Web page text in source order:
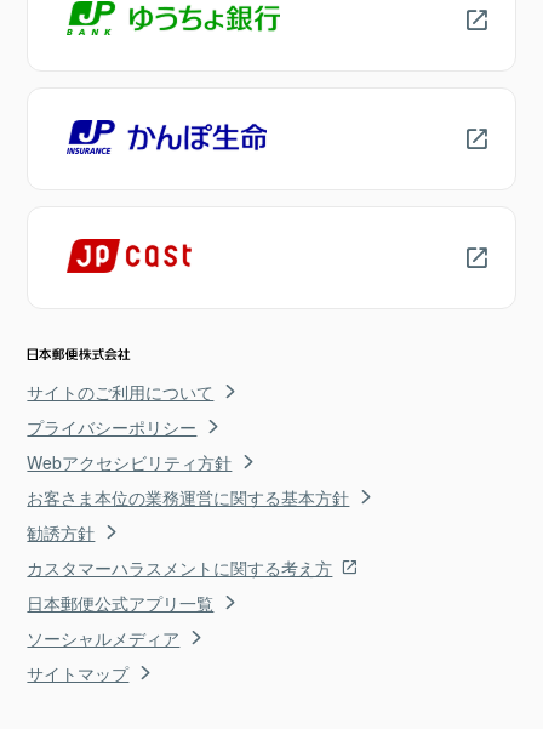
サイトのご利用について
プライバシーポリシー
Webアクセシビリティ方針
お客さま本位の業務運営に関する基本方針
勧誘方針
カスタマーハラスメントに関する考え方
日本郵便公式アプリ一覧
ソーシャルメディア
サイトマップ